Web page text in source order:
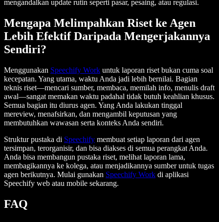
mengandalkan update rutin seperti pasar, pesaing, atau regulasi.
Mengapa Melimpahkan Riset ke Agen
Lebih Efektif Daripada Mengerjakannya
Sendiri?
Menggunakan Speechify Work untuk laporan riset bukan cuma soal
kecepatan. Yang utama, waktu Anda jadi lebih bernilai. Bagian
teknis riset—mencari sumber, membaca, memilah info, menulis draft
awal—sangat memakan waktu padahal tidak butuh keahlian khusus.
Semua bagian itu diurus agen. Yang Anda lakukan tinggal
mereview, menafsirkan, dan mengambil keputusan yang
membutuhkan wawasan serta konteks Anda sendiri.
Struktur pustaka di Speechify membuat setiap laporan dari agen
tersimpan, terorganisir, dan bisa diakses di semua perangkat Anda.
Anda bisa membangun pustaka riset, melihat laporan lama,
membagikannya ke kolega, atau menjadikannya sumber untuk tugas
agen berikutnya. Mulai gunakan Speechify Work di aplikasi
Speechify web atau mobile sekarang.
FAQ